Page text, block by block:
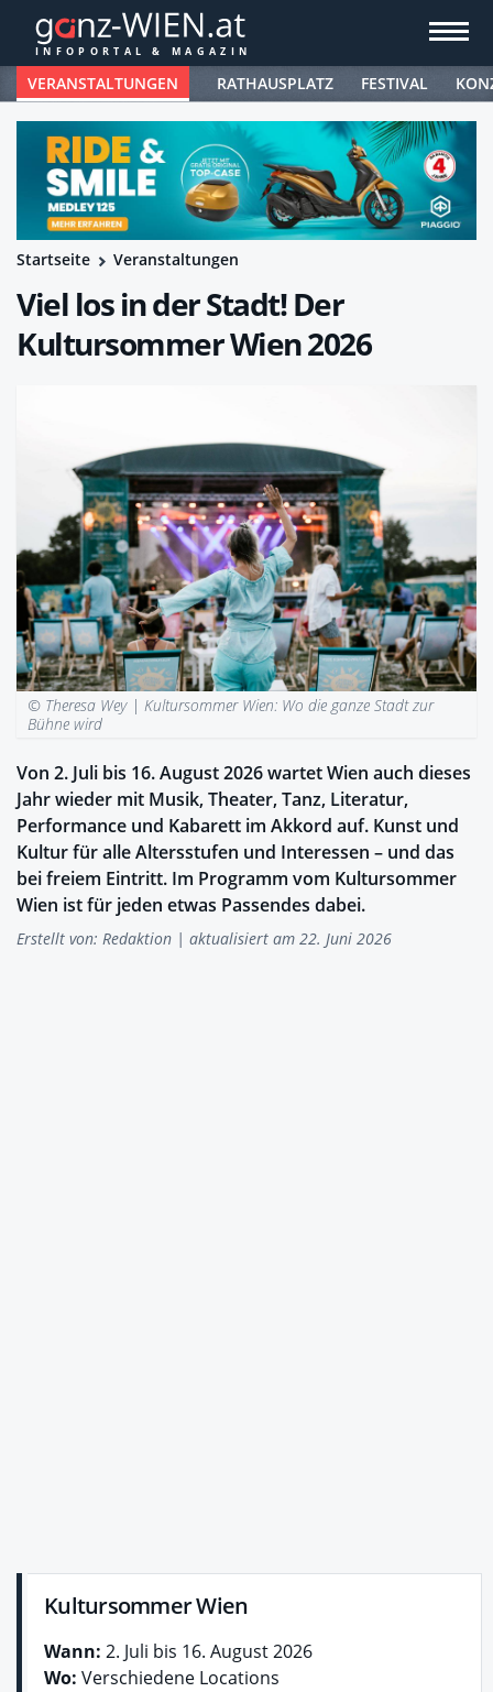
VERANSTALTUNGEN RATHAUSPLATZ FESTIVAL
Startseite Veranstaltungen
Viel los in der Stadt! Der
Kultursommer Wien 2026
© Theresa Wey |Kultursommer Wien: Wo die ganze Stadt zur
Bühne wird
Von 2. Juli bis 16. August 2026 wartet Wien auch dieses
Jahr wieder mit Musik, Theater, Tanz, Literatur,
Performance und Kabarett im Akkord auf. Kunst und
Kultur für alle Altersstufen und Interessen – und das
bei freiem Eintritt. Im Programm vom Kultursommer
Wien ist für jeden etwas Passendes dabei.
Erstellt von: Redaktion | aktualisiert am 22. Juni 2026
Kultursommer Wien
Wann: 2. Juli bis 16. August 2026
Wo: Verschiedene Locations